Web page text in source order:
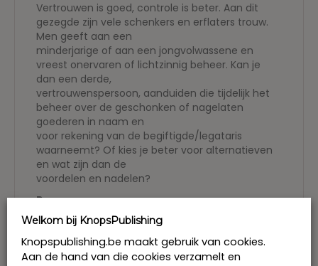
Vertrouwen is goed, controle is beter. Aan dit
gezegde zijn vele schenkers en erflaters trouw.
Men geeft aan een
minderjarige of aan een jongvolwassene en
vreest onervaren of lichtzinnig beheer. Kan je
dan een derde,
vertrouwenspersoon, aanduiden die tijdelijk het
beheer over de geschonken of nagelaten
goederen in naam en
voor rekening van de begiftigde/legataris
waarneemt? Of kies je beter voor alternatieven
en wat zijn dan de
voordelen en nadelen?
Programma:
O.a. volgende vragen worden tijdens deze
opleiding beantwoord:
Wat is een bewindsclausule?
Welkom bij KnopsPublishing
Knopspublishing.be maakt gebruik van cookies.
Aan de hand van die cookies verzamelt en